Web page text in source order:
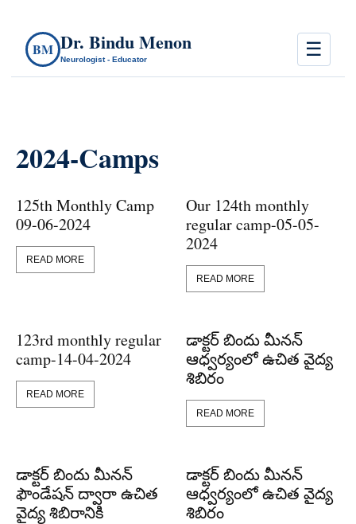
BM Dr. Bindu Menon
Neurologist - Educator ☰
2024-Camps
125th Monthly Camp
09-06-2024
READ MORE
Our 124th monthly
regular camp-05-05-
2024
READ MORE
123rd monthly regular
camp-14-04-2024
READ MORE
డాక్టర్ బిందు మీనన్
ఆధ్వర్యంలో ఉచిత వైద్య
శిబిరం
READ MORE
డాక్టర్ బిందు మీనన్
ఫౌండేషన్ ద్వారా ఉచిత
వైద్య శిబిరానికి
డాక్టర్ బిందు మీనన్
ఆధ్వర్యంలో ఉచిత వైద్య
శిబిరం